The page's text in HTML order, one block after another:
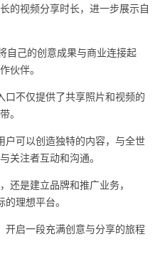
视频分享时长，进一步展示自
己的创意成果与商业连接起
伙伴。
不仅提供了共享照片和视频的
。
可以创造独特的内容，与全世
关注者互动和沟通。
是建立品牌和推广业务，
理想平台。
启一段充满创意与分享的旅程